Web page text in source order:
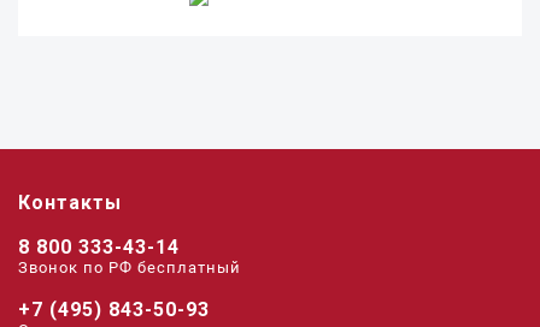
Контакты
8 800 333-43-14
Звонок по РФ беcплатный
+7 (495) 843-50-93